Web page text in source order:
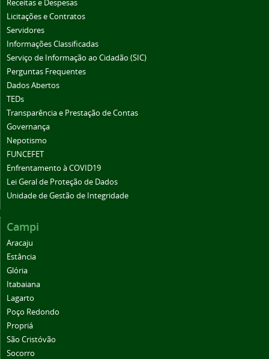
Receitas e Despesas
Licitações e Contratos
Servidores
Informações Classificadas
Serviço de Informação ao Cidadão (SIC)
Perguntas Frequentes
Dados Abertos
TEDs
Transparência e Prestação de Contas
Governança
Nepotismo
FUNCEFET
Enfrentamento à COVID19
Lei Geral de Proteção de Dados
Unidade de Gestão de Integridade
Campi
Aracaju
Estância
Glória
Itabaiana
Lagarto
Poço Redondo
Propriá
São Cristóvão
Socorro